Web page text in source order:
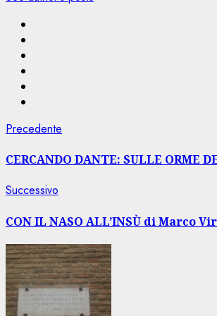
Navigazione
articolo
Precedente
CERCANDO DANTE: SULLE ORME
Successivo
CON IL NASO ALL’INSÙ di Marco